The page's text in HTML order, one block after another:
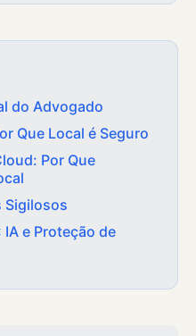
do Advogado
Que Local é Seguro
Por Que
Sigilosos
e Proteção de